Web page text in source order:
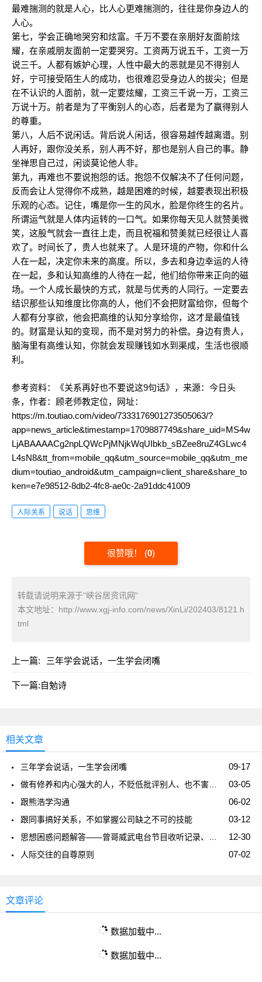
最难揣测的就是人心，比人心更难揣测的，往往是你身边人的
人心。
第七，学会正确地哭穷和炫富。千万不要在亲朋好友面前炫
耀，在亲戚朋友面前一定要哭穷。工资两万说五千，工资一万
说三千。人都有嫉妒心理，人性中最大的恶就是见不得别人
好，宁可接受陌生人的成功，也很难忍受身边人的拔尖；但是
在不认识的人面前，就一定要炫耀，工资三千说一万，工资三
万说十万。前者是为了平衡别人的心态，后者是为了赢得别人
的尊重。
第八，人后不说闲话。背后说人闲话，很容易越传越离谱。别
人再好，跟你没关系，别人再不好，那也是别人自己的事。静
坐禅思自己过，闲谈莫论他人非。
第九，再难也不要说抱怨的话。抱怨不仅解决不了任何问题，
反而会让人觉得你不成熟，越是困难的时候，越要表现出积极
乐观的心态。记住，嘴是你一生的风水，脸是你终生的名片。
所谓运气就是人体内运转的一口气。如果你每天见人就赞美微
笑，这股气就会一直往上走，而且祝福和赞美就已经很让人喜
欢了。时间长了，贵人也就来了。人是环境的产物，你和什么
人在一起，决定你未来的高度。所以，多去和身边幸运的人待
在一起，多和认知高维的人待在一起，他们给你带来正向的磁
场。一个人成长最快的方式，就是与优秀的人同行。一定要去
结识那些认知维度比你高的人，他们不会把财富给你，但每个
人都有分享欲，他会把高维的认知分享给你，这才是最值钱
的。财富是认知的变现，而不是对努力的补偿。身边有贵人，
脑海里有高维认知，你就会发现赚钱如水到渠成，生活也很顺
利。
参考资料：《关系再好也不要说这9句话》，来源：今日头
条，作者：顾老师教定位，网址：
https://m.toutiao.com/video/7333176901273505063/?
app=news_article&timestamp=1709887749&share_uid=MS4w
LjABAAAACg2npLQWcPjMNjkWqUIbkb_sBZee8ruZ4GLwc4
L4sN8&tt_from=mobile_qq&utm_source=mobile_qq&utm_me
dium=toutiao_android&utm_campaign=client_share&share_to
ken=e7e98512-8db2-4fc8-ae0c-2a91ddc41009
人际关系 说话 思维
很赞哦！ (0)
转载请说明来源于"峡谷居资讯网"
本文地址： http://www.xgj-info.com/news/XinLi/202403/8121.h
tml
上一篇: 三年学会说话，一生学会闭嘴
下一篇:自勉诗
相关文章
09-17
三年学会说话，一生学会闭嘴
03-05
06-02
跟熊浩学沟通
03-12
跟同事搞好关系，不如掌握公司缺之不可的技能
12-30
07-02
人际交往的自尊原则
文章评论
数据加载中...
数据加载中...